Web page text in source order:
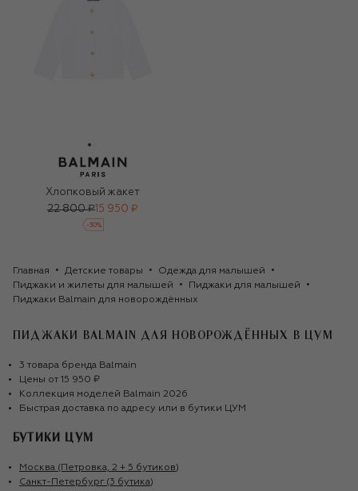
Хлопковый жакет
22 800 ₽ 15 950 ₽
-30%
Главная Детские товары
Одежда для малышей
Пиджаки и жилеты для малышей
Пиджаки для малышей
Пиджаки Balmain для новорождённых
ПИДЖАКИ BALMAIN ДЛЯ НОВОРОЖДЁННЫХ В ЦУМ
3 товара бренда Balmain
Цены от 15 950 ₽
Коллекция моделей Balmain 2026
Быстрая доставка по адресу или в бутики ЦУМ
БУТИКИ ЦУМ
Москва (Петровка, 2 + 5 бутиков)
Санкт-Петербург (3 бутика)